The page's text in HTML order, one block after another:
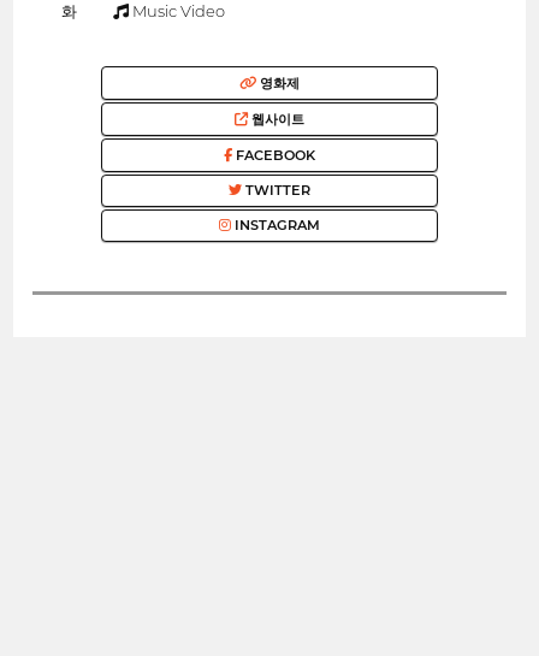
화
Music Video
영화제
웹사이트
FACEBOOK
TWITTER
INSTAGRAM